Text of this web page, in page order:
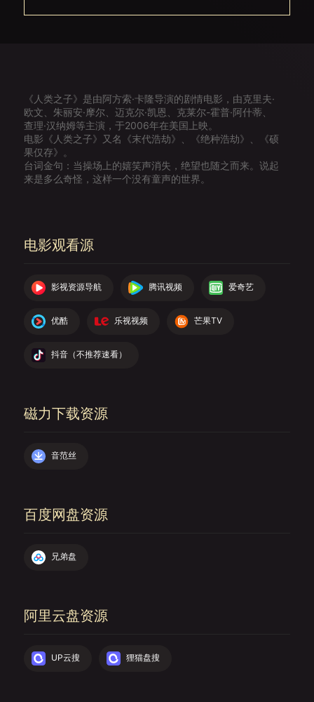
《人类之子》是由阿方索·卡隆导演的剧情电影，由克里夫·
欧文、朱丽安·摩尔、迈克尔·凯恩、克莱尔-霍普·阿什蒂、
查理·汉纳姆等主演，于2006年在美国上映。
电影《人类之子》又名《末代浩劫》、《绝种浩劫》、《硕
果仅存》。
台词金句：当操场上的嬉笑声消失，绝望也随之而来。说起
来是多么奇怪，这样一个没有童声的世界。
电影观看源
影视资源导航 腾讯视频 爱奇艺
优酷 乐视视频 芒果TV
抖音（不推荐速看）
磁力下载资源
音范丝
百度网盘资源
兄弟盘
阿里云盘资源
UP云搜 狸猫盘搜